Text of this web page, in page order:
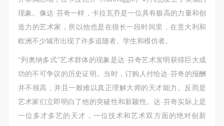
现象。像达·芬奇一样，卡拉瓦乔是一位具有极高的力量和创
造力的艺术家，所以他也是在很长一段时间里，在意大利和
欧洲不少城市出现了许多追随者、学生和模仿者。
“列奥纳多式”艺术群体的现象是达·芬奇艺术发明获得巨大成
功的不可争议的历史证明。当时，订购人付给达·芬奇的报酬
并不很高，并且一般难以真正理解大师的天才能力。反而是
艺术家们立即明白了他的突破性和新颖性。达·芬奇实际上是
一位多才多艺的天才，一位技术和艺术双方面的绝对创新
附则
（1）、本协议未尽事宜，经双方友好协商后可作为
本协议的补充协议，并不得违反相关法律法规规定。
（2）、本协议自甲乙双方签字（盖章）、勾选之日
起生效。
（3）、本协议包括纸质档和电子档，纸质档—式二
份，甲乙双方各执一份，均具有同等法律效力。
活动参与者意味着接受并承担本协议的全部义务，未
同意者意味着放弃参加此次活动的权利。凡参加这次
附则
（1）、本协议未尽事宜，经双方友好协商后可作为
本协议的补充协议，并不得违反相关法律法规规定。
（2）、本协议自甲乙双方签字（盖章）、勾选之日
起生效。
（3）、本协议包括纸质档和电子档，纸质档—式二
份，甲乙双方各执一份，均具有同等法律效力。
活动参与者意味着接受并承担本协议的全部义务，未
同意者意味着放弃参加此次活动的权利。凡参加这次
附则
（1）、本协议未尽事宜，经双方友好协商后可作为
本协议的补充协议，并不得违反相关法律法规规定。
（2）、本协议自甲乙双方签字（盖章）、勾选之日
起生效。
（3）、本协议包括纸质档和电子档，纸质档—式二
份，甲乙双方各执一份，均具有同等法律效力。
活动参与者意味着接受并承担本协议的全部义务，未
同意者意味着放弃参加此次活动的权利。凡参加这次